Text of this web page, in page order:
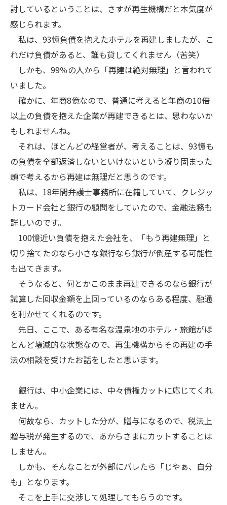
討しているということは、さすが再生機構だと本気度が
感じられます。
私は、93憶負債を抱えたホテルを再建しましたが、こ
れだけ負債があると、誰も貸してくれません（苦笑）
しかも、99％の人から「再建は絶対無理」と言われて
いました。
確かに、年商8億なので、普通に考えると年商の10倍
以上の負債を抱えた企業が再建できるとは、思わないか
もしれませんね。
それは、ほとんどの経営者が、考えることは、93憶も
の負債を全部返済しないといけないという凝り固まった
頭で考えるから再建は無理だと思うのです。
私は、18年間弁護士事務所に在籍していて、クレジッ
トカード会社と銀行の顧問をしていたので、金融法務も
詳しいのです。
100憶近い負債を抱えた会社を、「もう再建無理」と
切り捨てたのなら小さな銀行なら銀行が倒産する可能性
も出てきます。
そうなると、何とかこのまま再建できるのなら銀行が
試算した回収金額を上回っているのならある程度、融通
を利かせてくれるのです。
先日、ここで、ある有名な温泉地のホテル・旅館がほ
とんど壊滅的な状態なので、再生機構からその再建の手
法の相談を受けたお話をしたと思います。
銀行は、中小企業には、中々債権カットに応じてくれ
ません。
何故なら、カットした分が、贈与になるので、税法上
贈与税が発生するので、あからさまにカットすることは
しません。
しかも、そんなことが外部にバレたら「じやぁ、自分
も」となります。
そこを上手に交渉して処理してもらうのです。